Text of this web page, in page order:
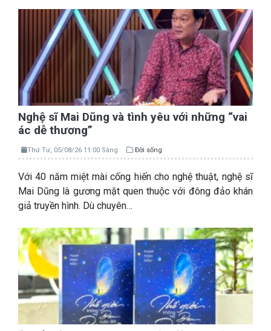
Nghệ sĩ Mai Dũng và tình yêu với những “vai
ác dễ thương”
Thứ Tư, 05/08/26 11:00 Sáng Đời sống
Với 40 năm miệt mài cống hiến cho nghệ thuật, nghệ sĩ
Mai Dũng là gương mặt quen thuộc với đông đảo khán
giả truyền hình. Dù chuyên…